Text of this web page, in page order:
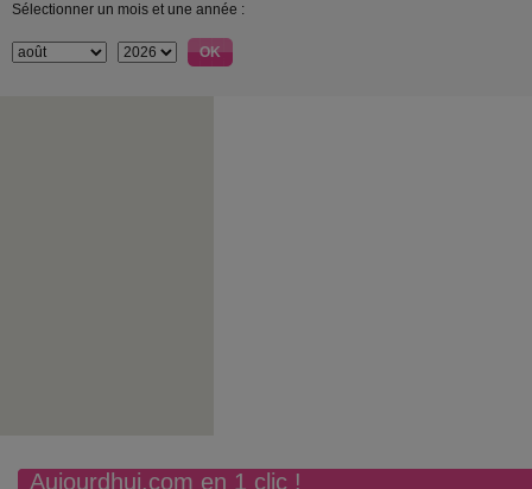
Sélectionner un mois et une année :
Aujourdhui.com en 1 clic !